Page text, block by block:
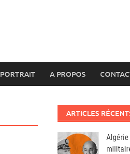
PORTRAIT A PROPOS
ARTICLES
Algérie